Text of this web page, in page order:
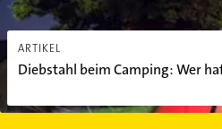
ARTIKEL
Diebstahl beim Camping: Wer